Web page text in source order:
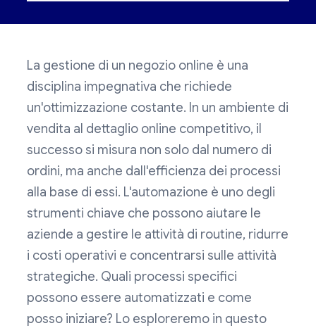
La gestione di un negozio online è una
disciplina impegnativa che richiede
un'ottimizzazione costante. In un ambiente di
vendita al dettaglio online competitivo, il
successo si misura non solo dal numero di
ordini, ma anche dall'efficienza dei processi
alla base di essi. L'automazione è uno degli
strumenti chiave che possono aiutare le
aziende a gestire le attività di routine, ridurre
i costi operativi e concentrarsi sulle attività
strategiche. Quali processi specifici
possono essere automatizzati e come
posso iniziare? Lo esploreremo in questo